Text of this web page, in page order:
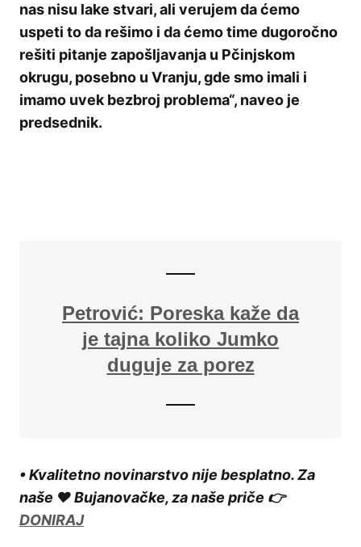
nas nisu lake stvari, ali verujem da ćemo
uspeti to da rešimo i da ćemo time dugoročno
rešiti pitanje zapošljavanja u Pčinjskom
okrugu, posebno u Vranju, gde smo imali i
imamo uvek bezbroj problema“, naveo je
predsednik.
Petrović: Poreska kaže da
je tajna koliko Jumko
duguje za porez
• Kvalitetno novinarstvo nije besplatno. Za
naše ❤️ Bujanovačke, za naše priče 👉
DONIRAJ